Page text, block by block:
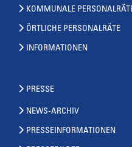
KOMMUNALE
ÖRTLICHE PERSONALRÄTE
INFORMATIONEN
PRESSE
NEWS-ARCHIV
PRESSEINFORMATIONEN